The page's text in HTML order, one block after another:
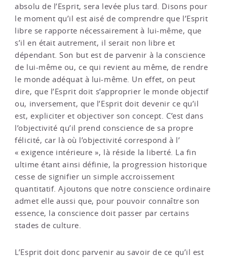
absolu de l’Esprit, sera levée plus tard. Disons pour
le moment qu’il est aisé de comprendre que l’Esprit
libre se rapporte nécessairement à lui-même, que
s’il en était autrement, il serait non libre et
dépendant. Son but est de parvenir à la conscience
de lui-même ou, ce qui revient au même, de rendre
le monde adéquat à lui-même. Un effet, on peut
dire, que l’Esprit doit s’approprier le monde objectif
ou, inversement, que l’Esprit doit devenir ce qu’il
est, expliciter et objectiver son concept. C’est dans
l’objectivité qu’il prend conscience de sa propre
félicité, car là où l’objectivité correspond à l’
« exigence intérieure », là réside la liberté. La fin
ultime étant ainsi définie, la progression historique
cesse de signifier un simple accroissement
quantitatif. Ajoutons que notre conscience ordinaire
admet elle aussi que, pour pouvoir connaître son
essence, la conscience doit passer par certains
stades de culture.
L’Esprit doit donc parvenir au savoir de ce qu’il est